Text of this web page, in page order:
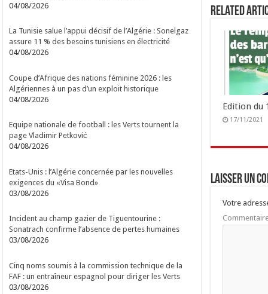
Related
Edition du
17/11/2021
Laisser un
Votre
04/08/2026
La Tunisie salue l’appui décisif de l’Algérie : Sonelgaz
assure 11 % des besoins tunisiens en électricité
04/08/2026
Coupe d’Afrique des nations féminine 2026 : les
Algériennes à un pas d’un exploit historique
04/08/2026
Equipe nationale de football : les Verts tournent la
page Vladimir Petković
04/08/2026
Etats-Unis : l’Algérie concernée par les nouvelles
exigences du «Visa Bond»
03/08/2026
Incident au champ gazier de Tiguentourine :
Sonatrach confirme l’absence de pertes humaines
03/08/2026
Cinq noms soumis à la commission technique de la
FAF : un entraîneur espagnol pour diriger les Verts
03/08/2026